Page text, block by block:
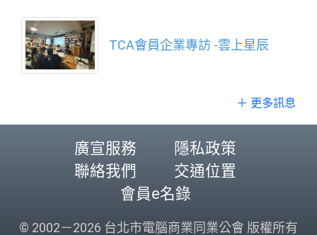
TCA會員企業專訪 -雲上星辰
＋ 更多訊息
廣宣服務
隱私政策
聯絡我們
交通位置
會員e名錄
© 2002－2026 台北市電腦商業同業公會 版權所有